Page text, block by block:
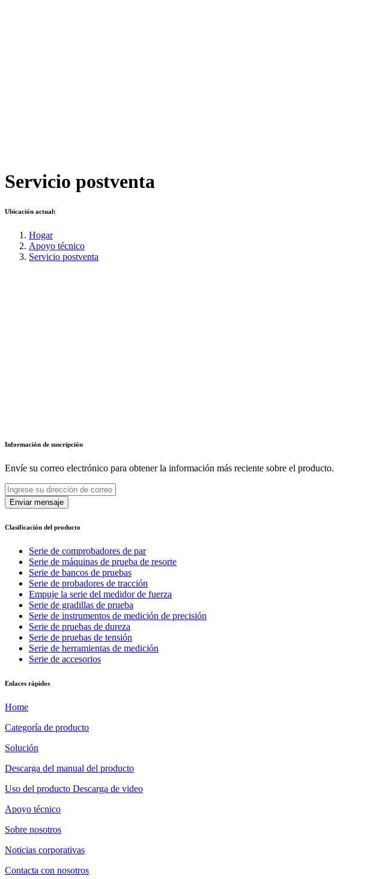
Servicio postventa
Ubicación actual:
Hogar
Apoyo técnico
Servicio postventa
Información de suscripción
Envíe su correo electrónico para obtener la información más reciente sobre el producto.
Enviar mensaje
Clasificación del producto
Serie de comprobadores de par
Serie de máquinas de prueba de resorte
Serie de bancos de pruebas
Serie de probadores de tracción
Empuje la serie del medidor de fuerza
Serie de gradillas de prueba
Serie de instrumentos de medición de precisión
Serie de pruebas de dureza
Serie de pruebas de tensión
Serie de herramientas de medición
Serie de accesorios
Enlaces rápidos
Home
Categoría de producto
Solución
Descarga del manual del producto
Uso del producto Descarga de video
Apoyo técnico
Sobre nosotros
Noticias corporativas
Contacta con nosotros